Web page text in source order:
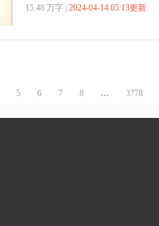
15.48 万字 | 2024-04-14 05:13更新
5 6 7 8 ... 3778